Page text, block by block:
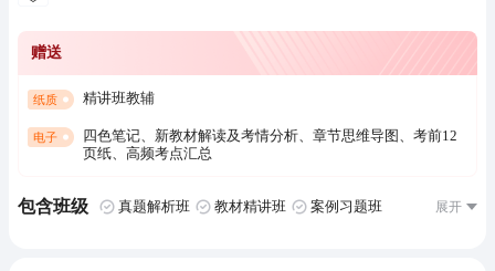
赠送
纸质 精讲班教辅
电子 四色笔记、 新教材解读及考情分析、 章节思维导图、 考前12
页纸、 高频考点汇总
包含班级 真题解析班 教材精讲班 案例习题班